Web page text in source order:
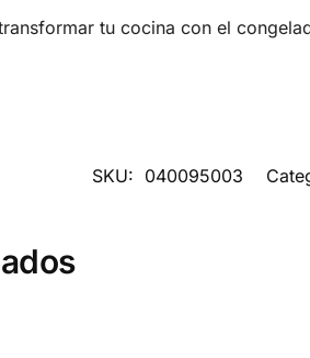
tu cocina con el
SKU: 040095003